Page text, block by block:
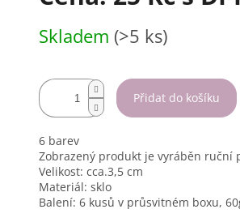
cena:
Skladem (>5 ks)
Přidat do košíku
6 barev
Zobrazený produkt je vyráběn ruční
Velikost: cca.3,5 cm
Materiál: sklo
Balení: 6 kusů v průsvitném boxu,